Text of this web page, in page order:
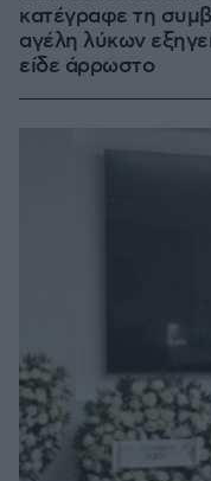
κατέγραφε τη
αγέλη λύκων
είδε άρρωστο